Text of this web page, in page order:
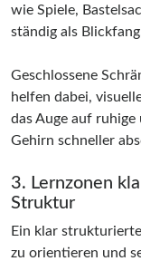
wie Spiele,
ständig als
Geschlossene
helfen dabei,
das Auge auf
Gehirn schneller
3. Lernzonen
Struktur
Ein klar
zu orientieren und